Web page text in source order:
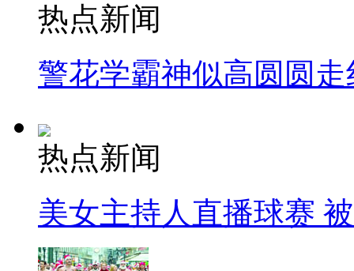
热点新闻
警花学霸神似高圆圆走
热点新闻
美女主持人直播球赛